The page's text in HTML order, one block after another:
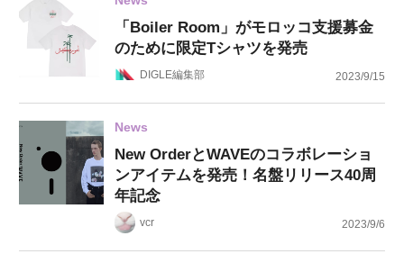
「Boiler Room」がモロッコ支援募金
のために限定Tシャツを発売
DIGLE編集部 2023/9/15
News
New OrderとWAVEのコラボレーショ
ンアイテムを発売！名盤リリース40周
年記念
vcr 2023/9/6